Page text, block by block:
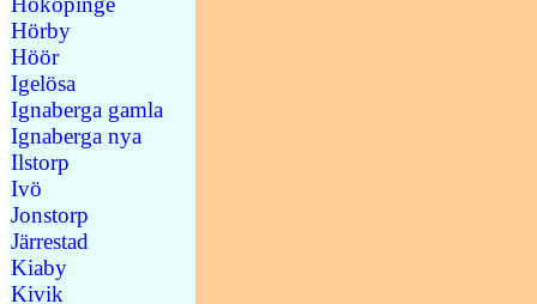
Hörby
Höör
Igelösa
Ignaberga gamla
Ignaberga nya
Ilstorp
Ivö
Jonstorp
Järrestad
Kiaby
Kivik